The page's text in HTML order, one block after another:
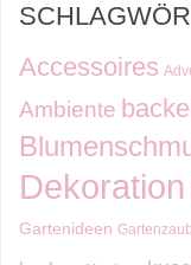
Accessoires
Ambiente
Dekoration
Gartenideen